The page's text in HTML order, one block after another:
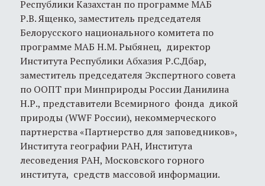
Республики Казахстан по программе МАБ
Р.В. Ященко, заместитель председателя
Белорусского национального комитета по
программе МАБ Н.М. Рыбянец, директор
Института Республики Абхазия Р.С.Дбар,
заместитель председателя Экспертного совета
по ООПТ при Минприроды России Данилина
Н.Р., представители Всемирного фонда дикой
природы (WWF России), некоммерческого
партнерства «Партнерство для заповедников»,
Института географии РАН, Института
лесоведения РАН, Московского горного
института, средств массовой информации.